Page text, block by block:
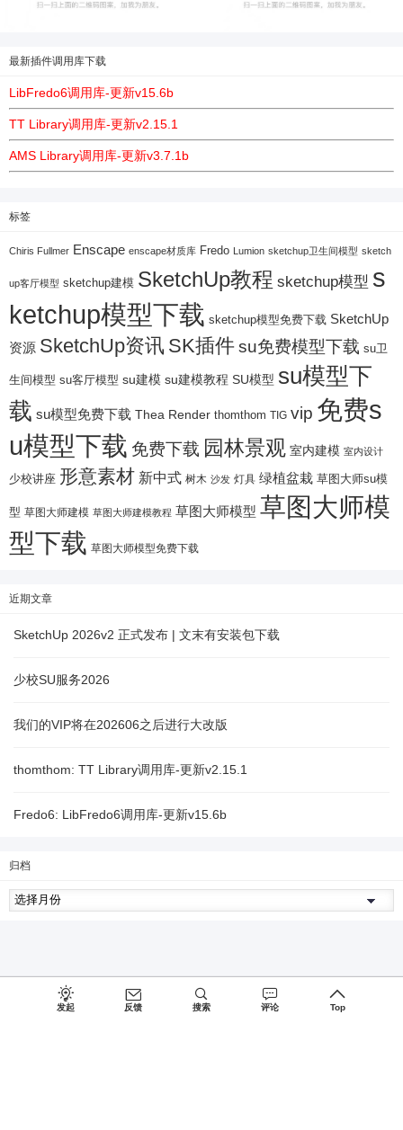
最新插件调用库下载
LibFredo6调用库-更新v15.6b
TT Library调用库-更新v2.15.1
AMS Library调用库-更新v3.7.1b
标签
Chiris Fullmer Enscape enscape材质库 Fredo Lumion sketchup卫生间模型 sketch
up客厅模型 sketchup建模 SketchUp教程 sketchup模型 s
ketchup模型下载 sketchup模型免费下载 SketchUp
资源 SketchUp资讯 SK插件su免费模型下载 su卫
生间模型 su客厅模型 su建模 su建模教程 SU模型 su模型下
载 su模型免费下载 Thea Render thomthom TIG vip 免费s
u模型下载 免费下载 园林景观 室内建模 室内设计
少校讲座 形意素材 新中式 树木 沙发 灯具 绿植盆栽 草图大师su模
型 草图大师建模 草图大师建模教程 草图大师模型 草图大师模
型下载 草图大师模型免费下载
近期文章
SketchUp 2026v2 正式发布 | 文末有安装包下载
少校SU服务2026
我们的VIP将在202606之后进行大改版
thomthom: TT Library调用库-更新v2.15.1
Fredo6: LibFredo6调用库-更新v15.6b
归档
发起 反馈 搜索 评论 Top